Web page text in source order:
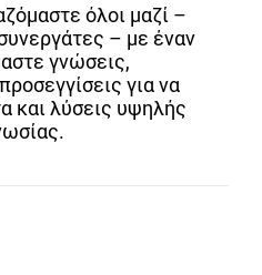
όλοι μαζί –
– με έναν
γνώσεις,
για να
και λύσεις υψηλής